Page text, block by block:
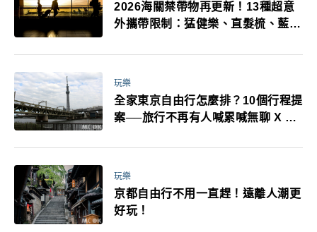
2026海關禁帶物再更新！13種超意
外攜帶限制：猛健樂、直髮梳、藍牙
萬！注意事項一次看！
玩樂
全家東京自由行怎麼排？10個行程提
案──旅行不再有人喊累喊無聊 X 爸
玩樂
京都自由行不用一直趕！遠離人潮更
好玩！